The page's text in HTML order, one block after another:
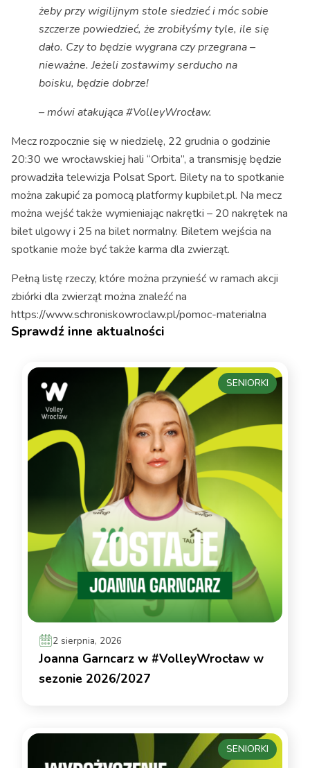
żeby przy wigilijnym stole siedzieć i móc sobie
szczerze powiedzieć, że zrobiłyśmy tyle, ile się
dało. Czy to będzie wygrana czy przegrana –
nieważne. Jeżeli zostawimy serducho na
boisku, będzie dobrze!
– mówi atakująca #VolleyWrocław.
Mecz rozpocznie się w niedzielę, 22 grudnia o godzinie
20:30 we wrocławskiej hali “Orbita”, a transmisję będzie
prowadziła telewizja Polsat Sport. Bilety na to spotkanie
można zakupić za pomocą platformy kupbilet.pl. Na mecz
można wejść także wymieniając nakrętki – 20 nakrętek na
bilet ulgowy i 25 na bilet normalny. Biletem wejścia na
spotkanie może być także karma dla zwierząt.
Pełną listę rzeczy, które można przynieść w ramach akcji
zbiórki dla zwierząt można znaleźć na
https://www.schroniskowroclaw.pl/pomoc-materialna
Sprawdź inne aktualności
2 sierpnia, 2026
Joanna Garncarz w #VolleyWrocław w
sezonie 2026/2027
SENIORKI
SENIORKI